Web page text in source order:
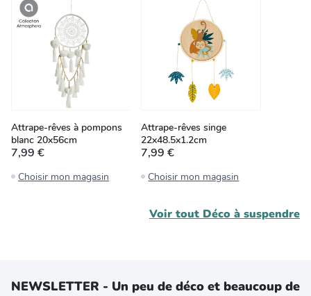
Attrape-rêves à pompons
blanc 20x56cm
7,99 €
Choisir mon magasin
Attrape-rêves singe
22x48.5x1.2cm
7,99 €
Choisir mon magasin
Voir tout Déco à suspendre
NEWSLETTER - Un peu de déco et beaucoup de